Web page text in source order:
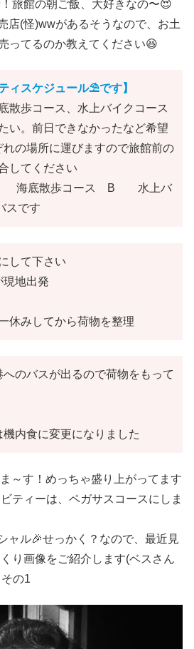
旅館の朝ご飯、大好きなの〜😍
店(怪)wwがあるそうなので、お土
ってるのか教えてください😆
ィスケジュール⛱です】
散歩コース、水上バイクコース
い。前日できなかったなど希望
の場所に運びますので旅館前の
してください
海底散歩コース B 水上バ
スです
して下さい
地出発
休みしてから荷物を整理
のバスが出るので荷物をもって
内食に変更になりました
～す！めっちゃ盛り上がってます
ティーは、ペガサスコースにしま
ャル🎉せっかく？なので、最近見
り画像をご紹介します(ベスさん
の1